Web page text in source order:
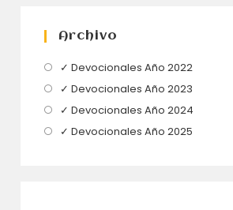
Archivo
✓ Devocionales Año 2022Se
✓ Devocionales Año 2023
abre
✓ Devocionales Año 2024
✓ Devocionales Año 2025